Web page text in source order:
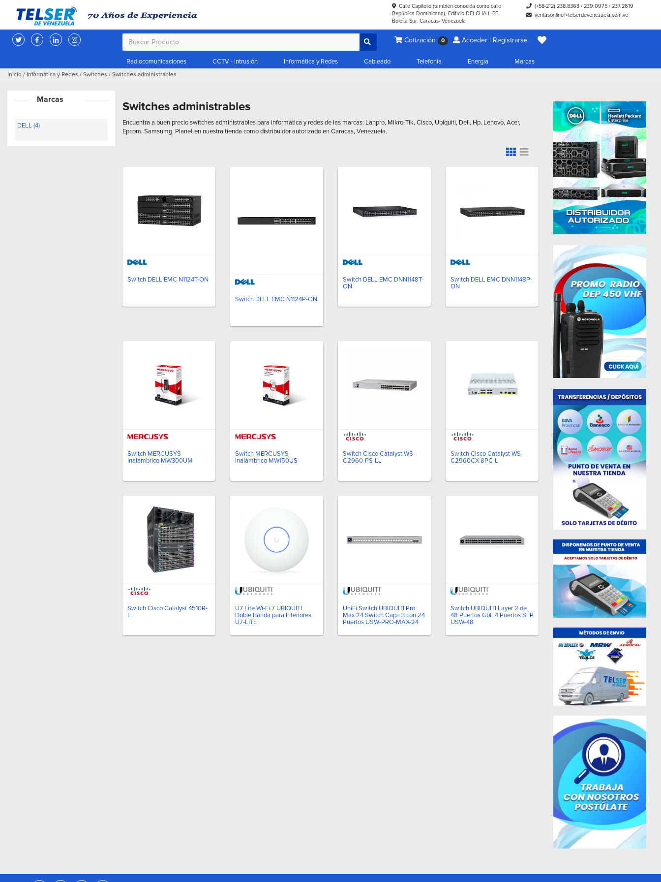
Calle Capitolio (también conocida como calle
República Dominicana), Edificio DELCHA I, PB.
Boleíta Sur. Caracas- Venezuela
(+58-212) 238.8363 /239.0975 /237.2619
ventasonline@telserdevenezuela.com.ve
Cotización 0 Acceder | Registrarse
Radiocomunicaciones CCTV - Intrusión Informática y Redes Cableado Telefonía Energía Marcas
Inicio / Informática y Redes / Switches / Switches administrables
Marcas
DELL (4)
Switches administrables
Encuentra a buen precio switches administrables para informática y redes de las marcas: Lanpro, Mikro-Tik, Cisco, Ubiquiti, Dell, Hp, Lenovo, Acer,
Epcom, Samsumg, Planet en nuestra tienda como distribuidor autorizado en Caracas, Venezuela.
Switch DELL EMC N1124T-ON
Switch DELL EMC N1124P-ON
Switch DELL EMC DNN1148T-
ON
Switch DELL EMC DNN1148P-
ON
Switch MERCUSYS
Inalámbrico MW300UM
Switch MERCUSYS
Inalámbrico MW150US
Switch Cisco Catalyst WS-
C2960-PS-LL
Switch Cisco Catalyst WS-
C2960CX-8PC-L
Switch Cisco Catalyst 4510R-
E
U7 Lite Wi-Fi 7 UBIQUITI
Doble Banda para Interiores
U7-LITE
UniFi Switch UBIQUITI Pro
Max 24 Switch Capa 3 con 24
Puertos USW-PRO-MAX-24
Switch UBIQUITI Layer 2 de
48 Puertos GbE 4 Puertos SFP
USW-48